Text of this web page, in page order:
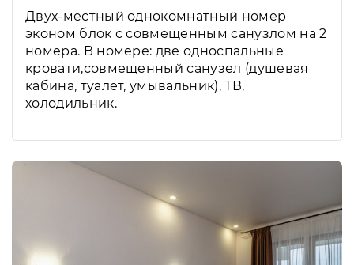
Двух-местный однокомнатный номер
эконом блок с совмещенным санузлом на 2
номера. В номере: две односпальные
кровати,совмещенный санузел (душевая
кабина, туалет, умывальник), ТВ,
холодильник.